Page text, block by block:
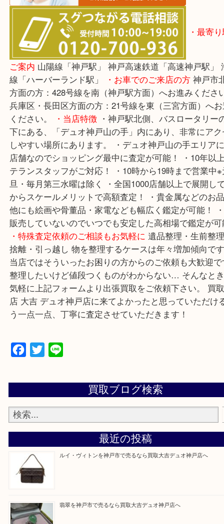
※宅
は、事前にライン査定で1万円以上が出たお品に限
きます。(金券・両替以外）
・最
ご案内山陽線「神戸駅」 神戸高速鉄道「高速神戸
線「ハーバーランド駅」・お車でのご来店の方神
方面の方：428号線を南（神戸駅方面）へお進みく
兵庫区・長田区方面の方：21号線を東（三宮方面）
ください。・当店特徴・神戸駅北側、バスロータ
下にある、「デュオ神戸山の手」内にあり、非常に
しやすい場所にあります。 ・デュオ神戸山の手エ
店舗なのでショッピング最中に査定が可能！ ・10
テランスタッフがご対応！ ・10時から19時まで営
からスケールメリットで高額査定！ ・貴金属など
・特殊査定依頼のご相談もお気軽に遺品整理・生
捨離・引っ越し 物を整理するケースは年々増加傾
当店ではそういったお困りの方からのご依頼も大歓
整理したいけど値段つくものがわからない… そん
気軽に上記フォームより出張買取をご依頼下さい。
店 大吉 デュオ神戸店に来てよかったと思っていた
う一点一点、丁寧に査定させていただきます！
Facebook
Twitter
Line